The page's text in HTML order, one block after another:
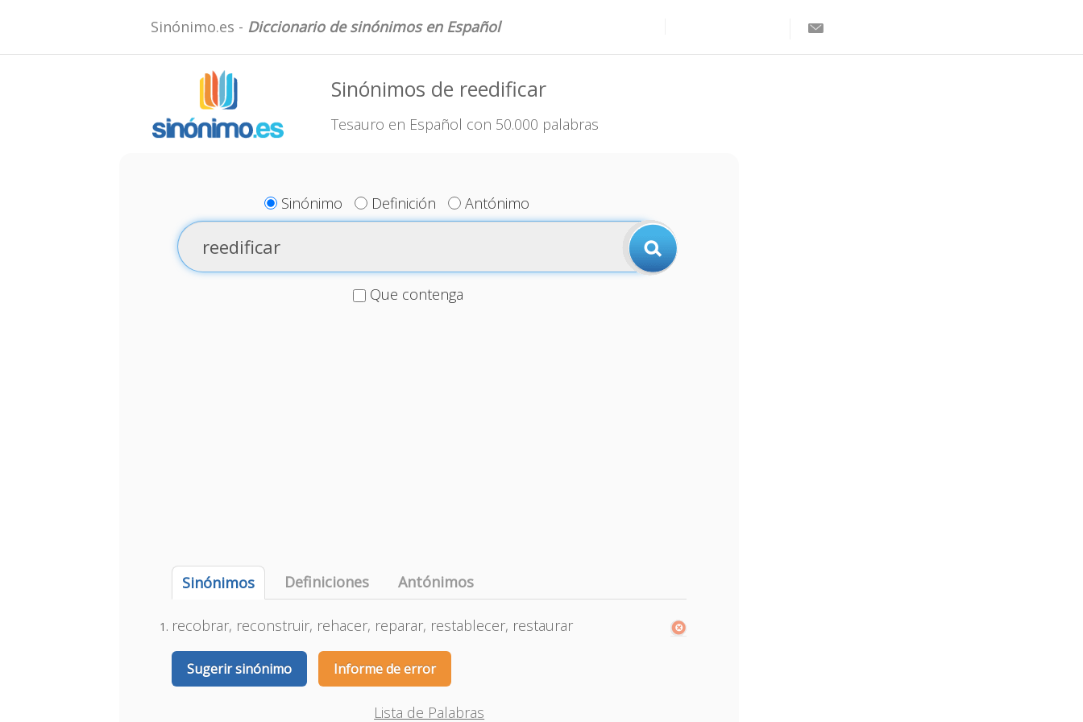
Sinónimo.es - Diccionario de sinónimos en Español
Sinónimos de reedificar
Tesauro en Español con 50.000 palabras
Sinónimo Definición Antónimo
Que contenga
Sinónimos Definiciones Antónimos
recobrar, reconstruir, rehacer, reparar, restablecer, restaurar
Sugerir sinónimo Informe de error
Lista de Palabras